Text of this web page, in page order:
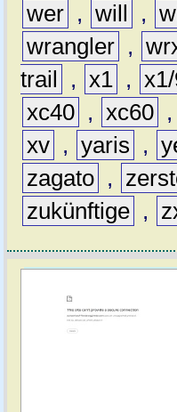
wer , will ,
wrangler ,
trail
, x1 ,
xc40 , xc60 ,
xv , yaris ,
zagato ,
zukünftige ,